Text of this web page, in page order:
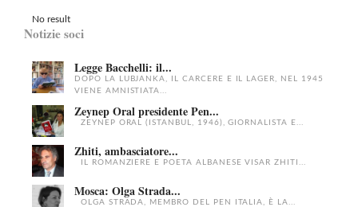
No result
Notizie soci
Legge Bacchelli: il...
DOPO LA LUBJANKA, IL CARCERE E IL LAGER, NEL 1945
VIENE AMNISTIATA...
Zeynep Oral presidente Pen...
ZEYNEP ORAL (ISTANBUL, 1946), GIORNALISTA E...
Zhiti, ambasciatore...
IL ROMANZIERE E POETA ALBANESE VISAR ZHITI...
Mosca: Olga Strada...
OLGA STRADA, MEMBRO DEL PEN ITALIA, È LA...